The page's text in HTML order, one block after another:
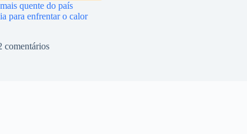
quente do país
para enfrentar o calor
comentários